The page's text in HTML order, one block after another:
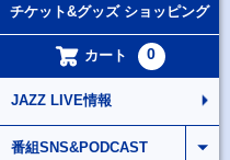
チケット&グッズ ショッピング
カート 0
JAZZ LIVE情報
番組SNS&PODCAST